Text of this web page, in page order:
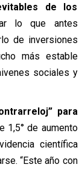
de los
lo que antes
de inversiones
más estable
sociales y
para
1,5° de aumento
científica
“Este año con